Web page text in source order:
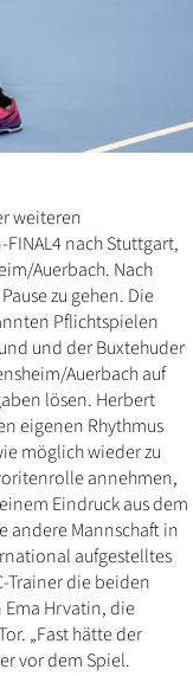
weiteren
nach Stuttgart,
Auerbach. Nach
zu gehen. Die
Pflichtspielen
und der Buxtehuder
Auerbach auf
lösen. Herbert
eigenen Rhythmus
möglich wieder zu
annehmen,
Eindruck aus dem
andere Mannschaft in
aufgestelltes
Trainer die beiden
Ema Hrvatin, die
„Fast hätte der
vor dem Spiel.